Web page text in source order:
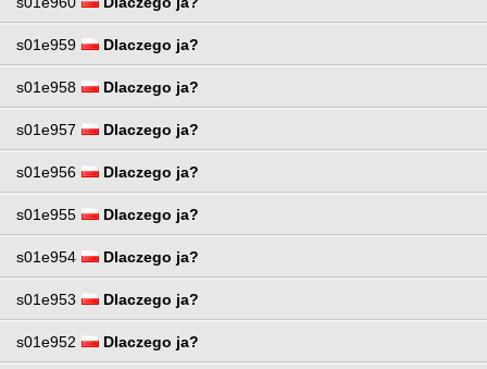
s01e959 Dlaczego ja?
s01e958 Dlaczego ja?
s01e957 Dlaczego ja?
s01e956 Dlaczego ja?
s01e955 Dlaczego ja?
s01e954 Dlaczego ja?
s01e953 Dlaczego ja?
s01e952 Dlaczego ja?